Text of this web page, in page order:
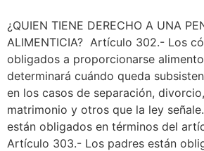
¿QUIEN TIENE DERECHO A UNA
ALIMENTICIA? Artículo 302.- Los
obligados a proporcionarse
determinará cuándo queda
en los casos de separación,
matrimonio y otros que la ley
están obligados en términos del
Artículo 303.- Los padres están